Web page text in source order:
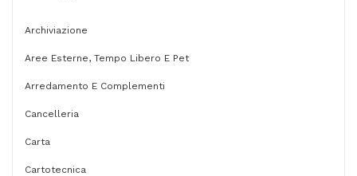
Archiviazione
Aree Esterne, Tempo Libero E Pet
Arredamento E Complementi
Cancelleria
Carta
Cartotecnica